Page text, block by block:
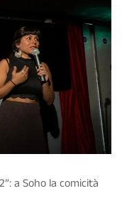
a Soho la comicità